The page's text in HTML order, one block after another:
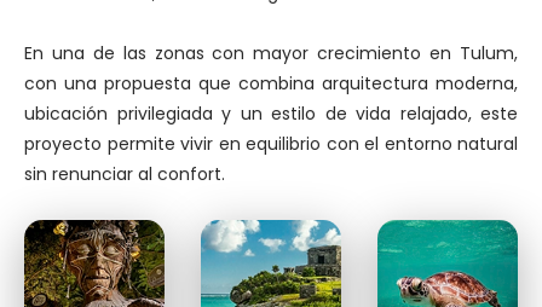
En una de las zonas con mayor crecimiento en Tulum,
con una propuesta que combina arquitectura moderna,
ubicación privilegiada y un estilo de vida relajado, este
proyecto permite vivir en equilibrio con el entorno natural
sin renunciar al confort.